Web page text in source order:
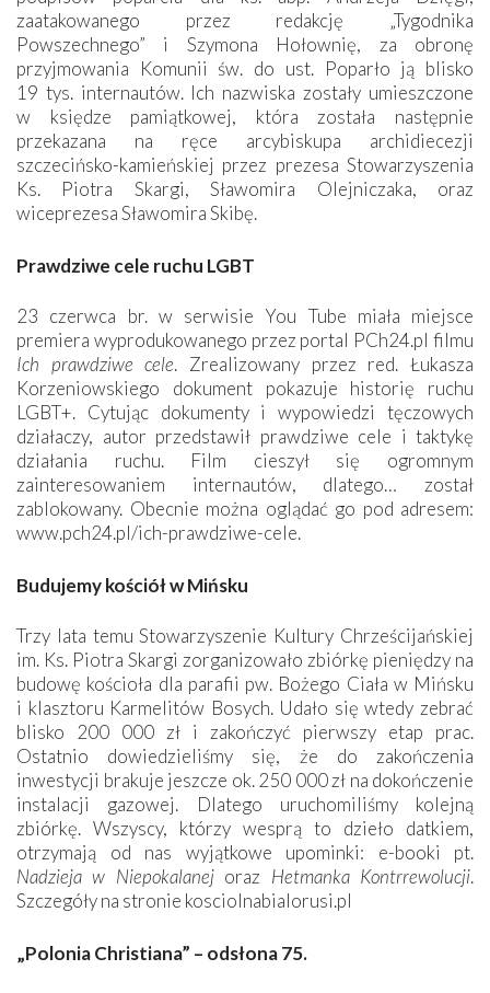
zaatakowanego przez redakcję „Tygodnika
Powszechnego” i Szymona Hołownię, za obronę
przyjmowania Komunii św. do ust. Poparło ją blisko
19 tys. internautów. Ich nazwiska zostały umieszczone
w księdze pamiątkowej, która została następnie
przekazana na ręce arcybiskupa archidiecezji
szczecińsko-kamieńskiej przez prezesa Stowarzyszenia
Ks. Piotra Skargi, Sławomira Olejniczaka, oraz
wiceprezesa Sławomira Skibę.
Prawdziwe cele ruchu LGBT
23 czerwca br. w serwisie You Tube miała miejsce
premiera wyprodukowanego przez portal PCh24.pl filmu
Ich prawdziwe cele. Zrealizowany przez red. Łukasza
Korzeniowskiego dokument pokazuje historię ruchu
LGBT+. Cytując dokumenty i wypowiedzi tęczowych
działaczy, autor przedstawił prawdziwe cele i taktykę
działania ruchu. Film cieszył się ogromnym
zainteresowaniem internautów, dlatego… został
zablokowany. Obecnie można oglądać go pod adresem:
www.pch24.pl/ich-prawdziwe-cele.
Budujemy kościół w Mińsku
Trzy lata temu Stowarzyszenie Kultury Chrześcijańskiej
im. Ks. Piotra Skargi zorganizowało zbiórkę pieniędzy na
budowę kościoła dla parafii pw. Bożego Ciała w Mińsku
i klasztoru Karmelitów Bosych. Udało się wtedy zebrać
blisko 200 000 zł i zakończyć pierwszy etap prac.
Ostatnio dowiedzieliśmy się, że do zakończenia
inwestycji brakuje jeszcze ok. 250 000 zł na dokończenie
instalacji gazowej. Dlatego uruchomiliśmy kolejną
zbiórkę. Wszyscy, którzy wesprą to dzieło datkiem,
otrzymają od nas wyjątkowe upominki: e-booki pt.
Nadzieja w Niepokalanejoraz Hetmanka Kontrrewolucji.
Szczegóły na stronie kosciolnabialorusi.pl
„Polonia Christiana” – odsłona 75.